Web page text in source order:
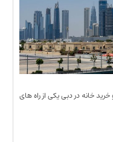
از راه های